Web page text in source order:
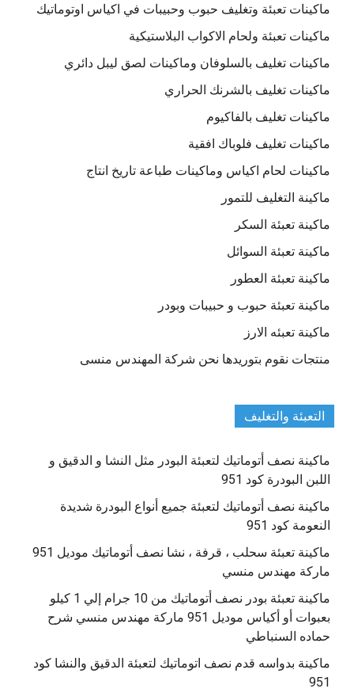
ماكينات تعبئة وتغليف حبوب وحبيبات في اكياس اوتوماتيك
ماكينات تعبئة ولحام الاكواب البلاستيكية
ماكينات تغليف بالسلوفان وماكينات لصق ليبل دائري
ماكينات تغليف بالشرنك الحراري
ماكينات تغليف بالفاكيوم
ماكينات تغليف فلوباك افقية
ماكينات لحام اكياس وماكينات طباعة تاريخ انتاج
ماكينة التغليف للتمور
ماكينة تعبئة السكر
ماكينة تعبئة السوائل
ماكينة تعبئة العطور
ماكينة تعبئة حبوب و حبيبات وبودر
ماكينة تعبئه الارز
منتجات نقوم بتوريدها نحن شركة المهندس منسى
التعبئة والتغليف
ماكينة نصف أتوماتيك لتعبئة البودر مثل النشا و الدقيق و
اللبن البودرة كود 951
ماكينة نصف أتوماتيك لتعبئة جميع أنواع البودرة شديدة
النعومة كود 951
ماكينة تعبئة سحلب ، قرفة ، نشا نصف أتوماتيك موديل 951
ماركة مهندس منسي
ماكينة تعبئة بودر نصف أتوماتيك من 10 جرام إلي 1 كيلو
بعبوات أو أكياس موديل 951 ماركة مهندس منسي شرح
حماده السنباطي
ماكينة بدواسه قدم نصف اتوماتيك لتعبئة الدقيق والنشا كود
951